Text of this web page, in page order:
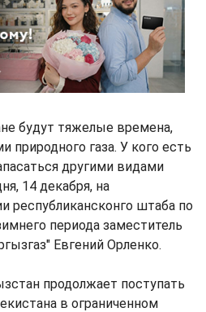
будут тяжелые времена,
природного газа. У кого есть
другими видами
14 декабря, на
республикансконго штаба по
периода заместитель
Евгений Орленко.
продолжает поступать
в ограниченном